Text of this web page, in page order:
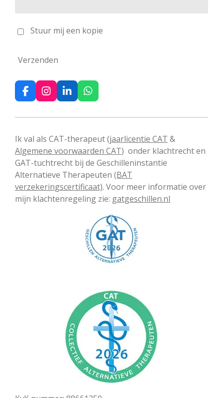
Stuur mij een kopie
Verzenden
F
a
o
o
k
I
n
g
r
a
m
L
i
d
I
n
W
h
A
p
p
Ik val als CAT-therapeut(jaarlicentie CAT &
Algemene voorwaarden CAT) onder klachtrecht en
GAT-tuchtrecht bij de Geschilleninstantie
Alternatieve Therapeuten (BAT
verzekeringscertificaat). Voor meer informatie over
mijn klachtenregeling zie: gatgeschillen.nl